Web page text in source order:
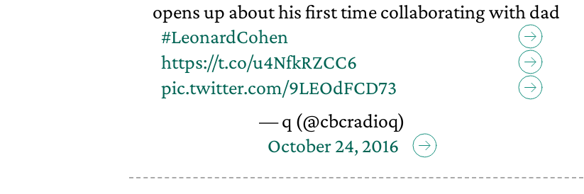
opens up about his first time collaborating with dad
#LeonardCohen
https://t.co/u4NfkRZCC6
pic.twitter.com/9LEOdFCD73
— q (@cbcradioq)
October 24, 2016